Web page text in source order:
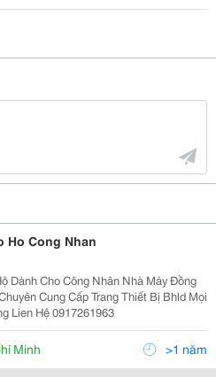
Ho Cong Nhan
Dành Cho Công Nhân Nhà Máy Đồng
Cung Cấp Trang Thiết Bị Bhld Mọi
Lien Hệ 0917261963
Minh >1 năm